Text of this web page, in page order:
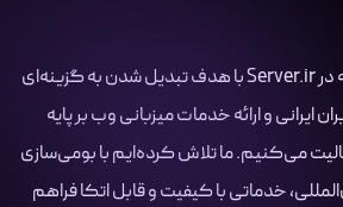
بیش از یک دهه است که در Server.ir با هدف تبدیل شدن به گزینه‌ای
ایرانی و ارائه خدمات میزبانی وب بر پایه
می‌کنیم. ما تلاش کرده‌ایم با بومی‌سازی
خدماتی با کیفیت و قابل اتکا فراهم